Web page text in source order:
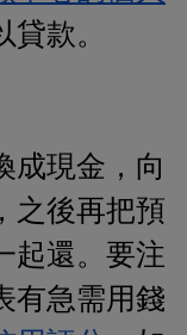
貸款。
成現金，向
之後再把預
起還。要注
有急需用錢